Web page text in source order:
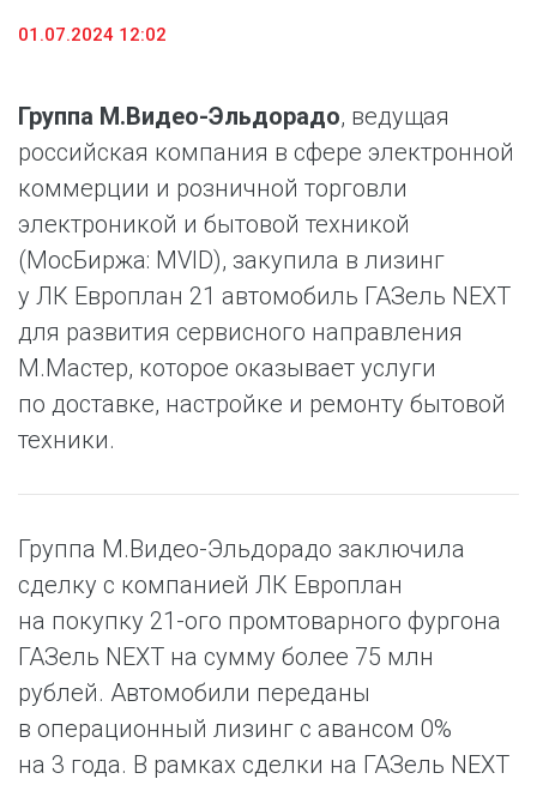
01.07.2024 12:02
Группа М.Видео-Эльдорадо, ведущая
российская компания в сфере электронной
коммерции и розничной торговли
электроникой и бытовой техникой
(МосБиржа: MVID), закупила в лизинг
у ЛК Европлан 21 автомобиль ГАЗель NEXT
для развития сервисного направления
М.Мастер, которое оказывает услуги
по доставке, настройке и ремонту бытовой
техники.
Группа М.Видео-Эльдорадо заключила
сделку с компанией ЛК Европлан
на покупку 21-ого промтоварного фургона
ГАЗель NEXT на сумму более 75 млн
рублей. Автомобили переданы
в операционный лизинг с авансом 0%
на 3 года. В рамках сделки на ГАЗель NEXT